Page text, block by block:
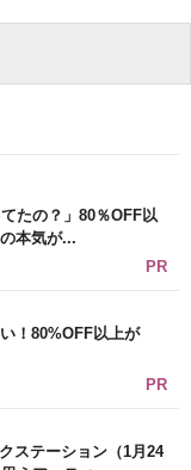
たの？」80％OFF以
本気が...
PR
！80%OFF以上が
PR
ステーション（1月24